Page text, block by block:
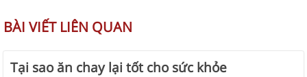
BÀI VIẾT LIÊN QUAN
Tại sao ăn chay lại tốt cho sức khỏe